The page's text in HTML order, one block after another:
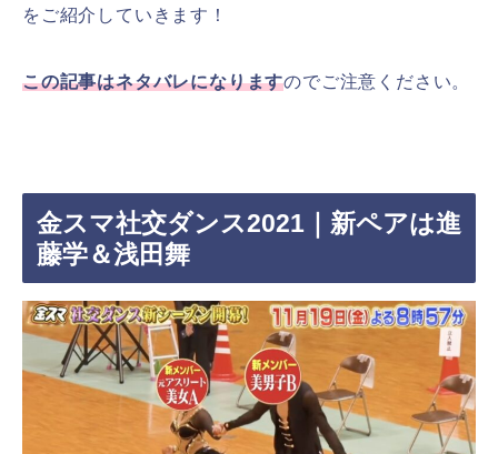
をご紹介していきます！
この記事はネタバレになりますのでご注意ください。
金スマ社交ダンス2021｜新ペアは進
藤学＆浅田舞